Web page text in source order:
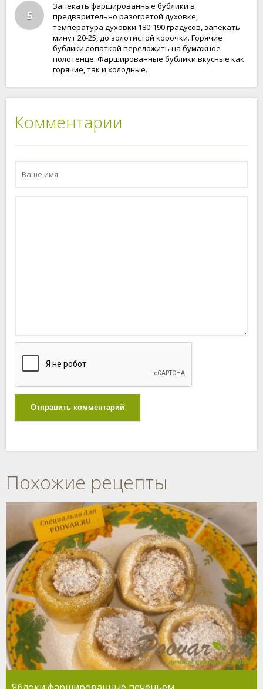
5
Запекать фаршированные бублики в
предварительно разогретой духовке,
температура духовки 180-190 градусов, запекать
минут 20-25, до золотистой корочки. Горячие
бублики лопаткой переложить на бумажное
полотенце. Фаршированные бублики вкусные как
горячие, так и холодные.
Комментарии
Отправить комментарий
Похожие рецепты